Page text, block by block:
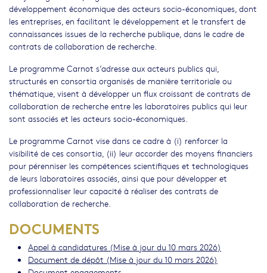
développement économique des acteurs socio-économiques, dont
les entreprises, en facilitant le développement et le transfert de
connaissances issues de la recherche publique, dans le cadre de
contrats de collaboration de recherche.
Le programme Carnot s’adresse aux acteurs publics qui,
structurés en consortia organisés de manière territoriale ou
thématique, visent à développer un flux croissant de contrats de
collaboration de recherche entre les laboratoires publics qui leur
sont associés et les acteurs socio-économiques.
Le programme Carnot vise dans ce cadre à (i) renforcer la
visibilité de ces consortia, (ii) leur accorder des moyens financiers
pour pérenniser les compétences scientifiques et technologiques
de leurs laboratoires associés, ainsi que pour développer et
professionnaliser leur capacité à réaliser des contrats de
collaboration de recherche.
DOCUMENTS
Appel à candidatures (Mise à jour du 10 mars 2026)
Document de dépôt (Mise à jour du 10 mars 2026)